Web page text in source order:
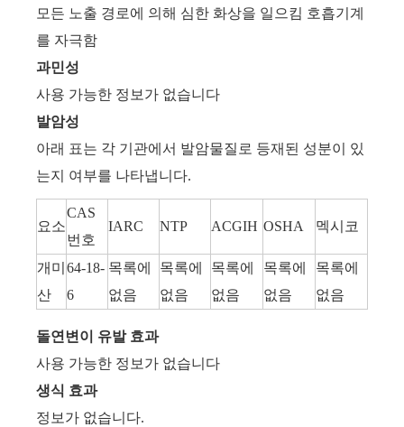
모든 노출 경로에 의해 심한 화상을 일으킴 호흡기계
를 자극함
과민성
사용 가능한 정보가 없습니다
발암성
아래 표는 각 기관에서 발암물질로 등재된 성분이 있
는지 여부를 나타냅니다.
요소
CAS
번호
IARC NTP ACGIH OSHA 멕시코
개미
산
64-18-
6
목록에
없음
목록에
없음
목록에
없음
목록에
없음
목록에
없음
돌연변이 유발 효과
사용 가능한 정보가 없습니다
생식 효과
정보가 없습니다.